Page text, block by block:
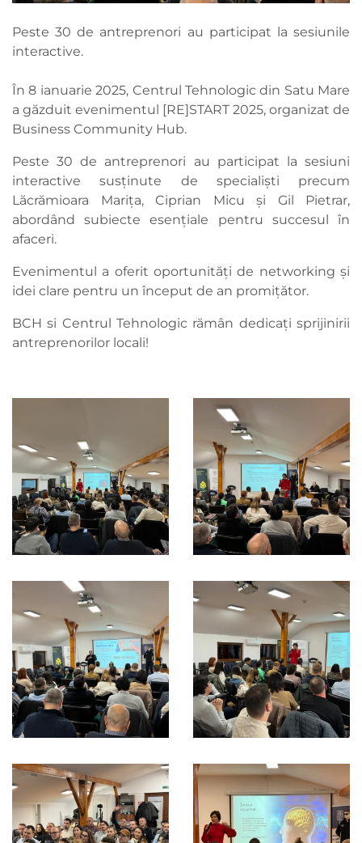
Peste 30 de antreprenori au participat la sesiunile
interactive.
În 8 ianuarie 2025, Centrul Tehnologic din Satu Mare
a găzduit evenimentul [RE]START 2025, organizat de
Business Community Hub.
Peste 30 de antreprenori au participat la sesiuni
interactive susținute de specialiști precum
Lăcrămioara Marița, Ciprian Micu și Gil Pietrar,
abordând subiecte esențiale pentru succesul în
afaceri.
Evenimentul a oferit oportunități de networking și
idei clare pentru un început de an promițător.
BCH si Centrul Tehnologic rămân dedicați sprijinirii
antreprenorilor locali!